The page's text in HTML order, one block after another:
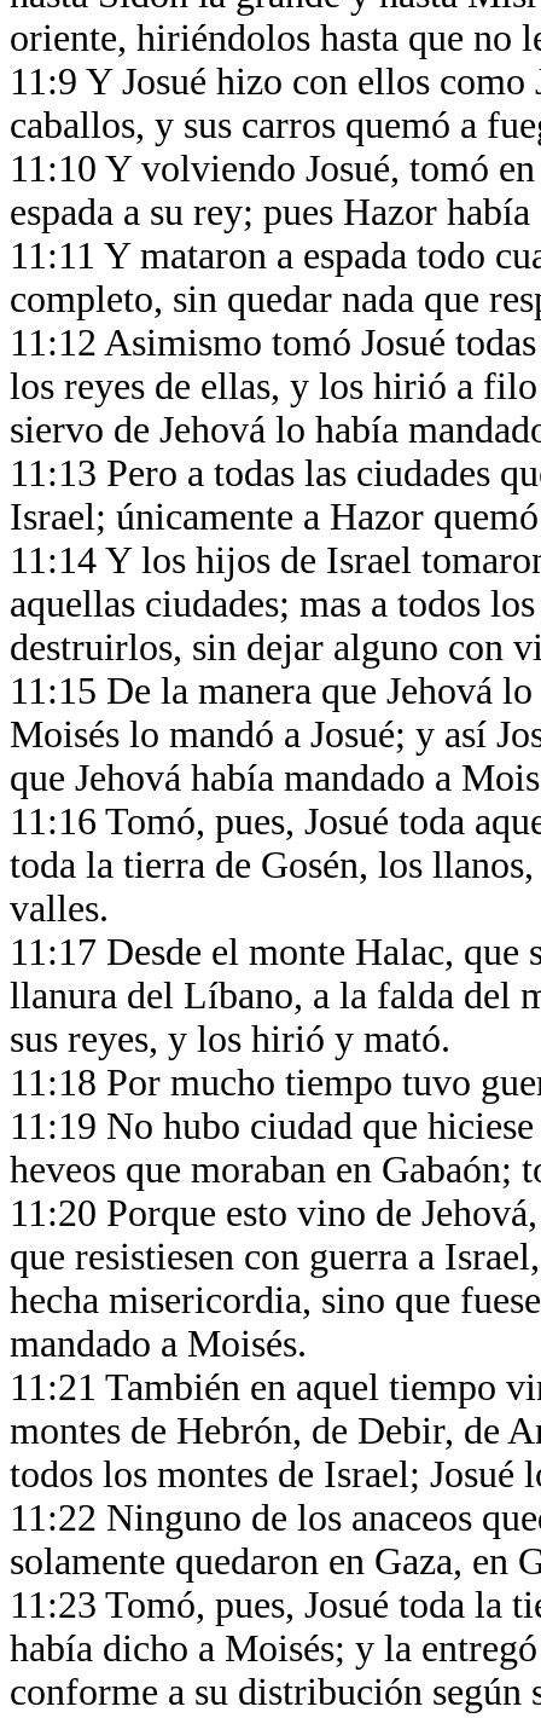
oriente, hiriéndolos hasta que no
11:9 Y Josué hizo con ellos como
caballos, y sus carros quemó a
11:10 Y volviendo Josué, tomó
espada a su rey; pues Hazor
11:11 Y mataron a espada todo
completo, sin quedar nada que
11:12 Asimismo tomó Josué
los reyes de ellas, y los hirió a
siervo de Jehová lo había
11:13 Pero a todas las ciudades
Israel; únicamente a Hazor
11:14 Y los hijos de Israel
aquellas ciudades; mas a todos
destruirlos, sin dejar alguno con
11:15 De la manera que Jehová
Moisés lo mandó a Josué; y así
que Jehová había mandado a
11:16 Tomó, pues, Josué toda
toda la tierra de Gosén, los
valles.
11:17 Desde el monte Halac, que
llanura del Líbano, a la falda del
sus reyes, y los hirió y mató.
11:18 Por mucho tiempo tuvo
11:19 No hubo ciudad que
heveos que moraban en
11:20 Porque esto vino de
que resistiesen con guerra a
hecha misericordia, sino que
mandado a Moisés.
11:21 También en aquel tiempo
montes de Hebrón, de Debir, de
todos los montes de Israel; Josué
11:22 Ninguno de los anaceos
solamente quedaron en Gaza, en
11:23 Tomó, pues, Josué toda la
había dicho a Moisés; y la
conforme a su distribución según